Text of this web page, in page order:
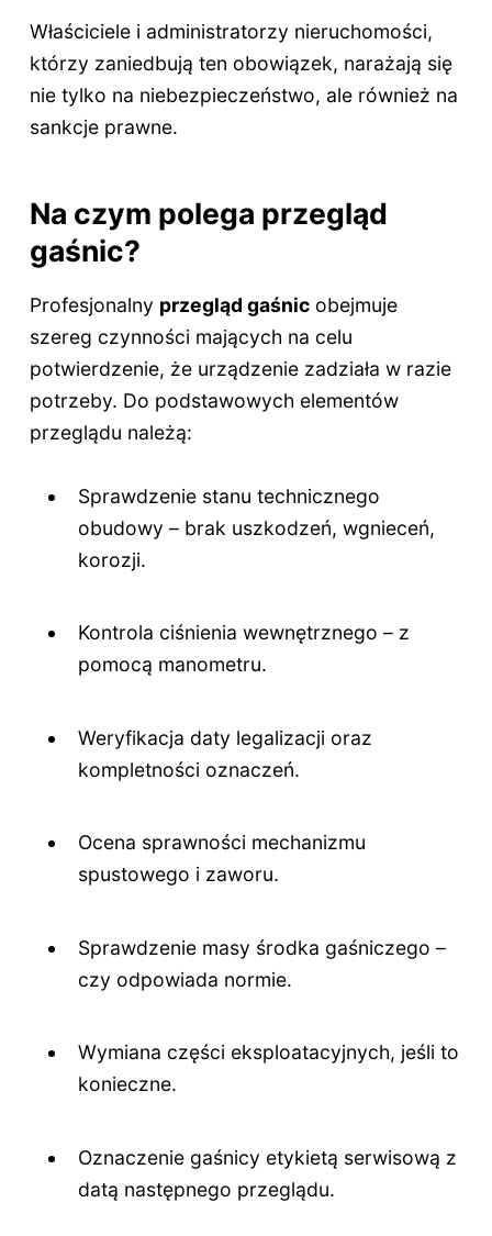
Właściciele i administratorzy nieruchomości,
którzy zaniedbują ten obowiązek, narażają się
nie tylko na niebezpieczeństwo, ale również na
sankcje prawne.
Na czym polega przegląd
gaśnic?
Profesjonalny przegląd gaśnicobejmuje
szereg czynności mających na celu
potwierdzenie, że urządzenie zadziała w razie
potrzeby. Do podstawowych elementów
przeglądu należą:
Sprawdzenie stanu technicznego
obudowy – brak uszkodzeń, wgnieceń,
korozji.
Kontrola ciśnienia wewnętrznego – z
pomocą manometru.
Weryfikacja daty legalizacji oraz
kompletności oznaczeń.
Ocena sprawności mechanizmu
spustowego i zaworu.
Sprawdzenie masy środka gaśniczego –
czy odpowiada normie.
Wymiana części eksploatacyjnych, jeśli to
konieczne.
Oznaczenie gaśnicy etykietą serwisową z
datą następnego przeglądu.